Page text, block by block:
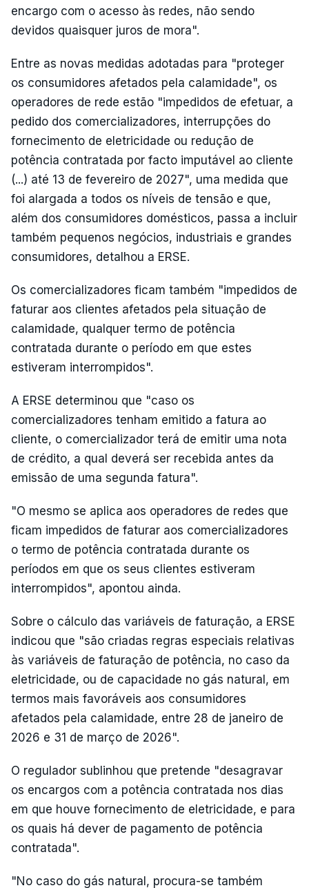
encargo com o acesso às redes, não sendo
devidos quaisquer juros de mora".
Entre as novas medidas adotadas para "proteger
os consumidores afetados pela calamidade", os
operadores de rede estão "impedidos de efetuar, a
pedido dos comercializadores, interrupções do
fornecimento de eletricidade ou redução de
potência contratada por facto imputável ao cliente
(...) até 13 de fevereiro de 2027", uma medida que
foi alargada a todos os níveis de tensão e que,
além dos consumidores domésticos, passa a incluir
também pequenos negócios, industriais e grandes
consumidores, detalhou a ERSE.
Os comercializadores ficam também "impedidos de
faturar aos clientes afetados pela situação de
calamidade, qualquer termo de potência
contratada durante o período em que estes
estiveram interrompidos".
A ERSE determinou que "caso os
comercializadores tenham emitido a fatura ao
cliente, o comercializador terá de emitir uma nota
de crédito, a qual deverá ser recebida antes da
emissão de uma segunda fatura".
"O mesmo se aplica aos operadores de redes que
ficam impedidos de faturar aos comercializadores
o termo de potência contratada durante os
períodos em que os seus clientes estiveram
interrompidos", apontou ainda.
Sobre o cálculo das variáveis de faturação, a ERSE
indicou que "são criadas regras especiais relativas
às variáveis de faturação de potência, no caso da
eletricidade, ou de capacidade no gás natural, em
termos mais favoráveis aos consumidores
afetados pela calamidade, entre 28 de janeiro de
2026 e 31 de março de 2026".
O regulador sublinhou que pretende "desagravar
os encargos com a potência contratada nos dias
em que houve fornecimento de eletricidade, e para
os quais há dever de pagamento de potência
contratada".
"No caso do gás natural, procura-se também